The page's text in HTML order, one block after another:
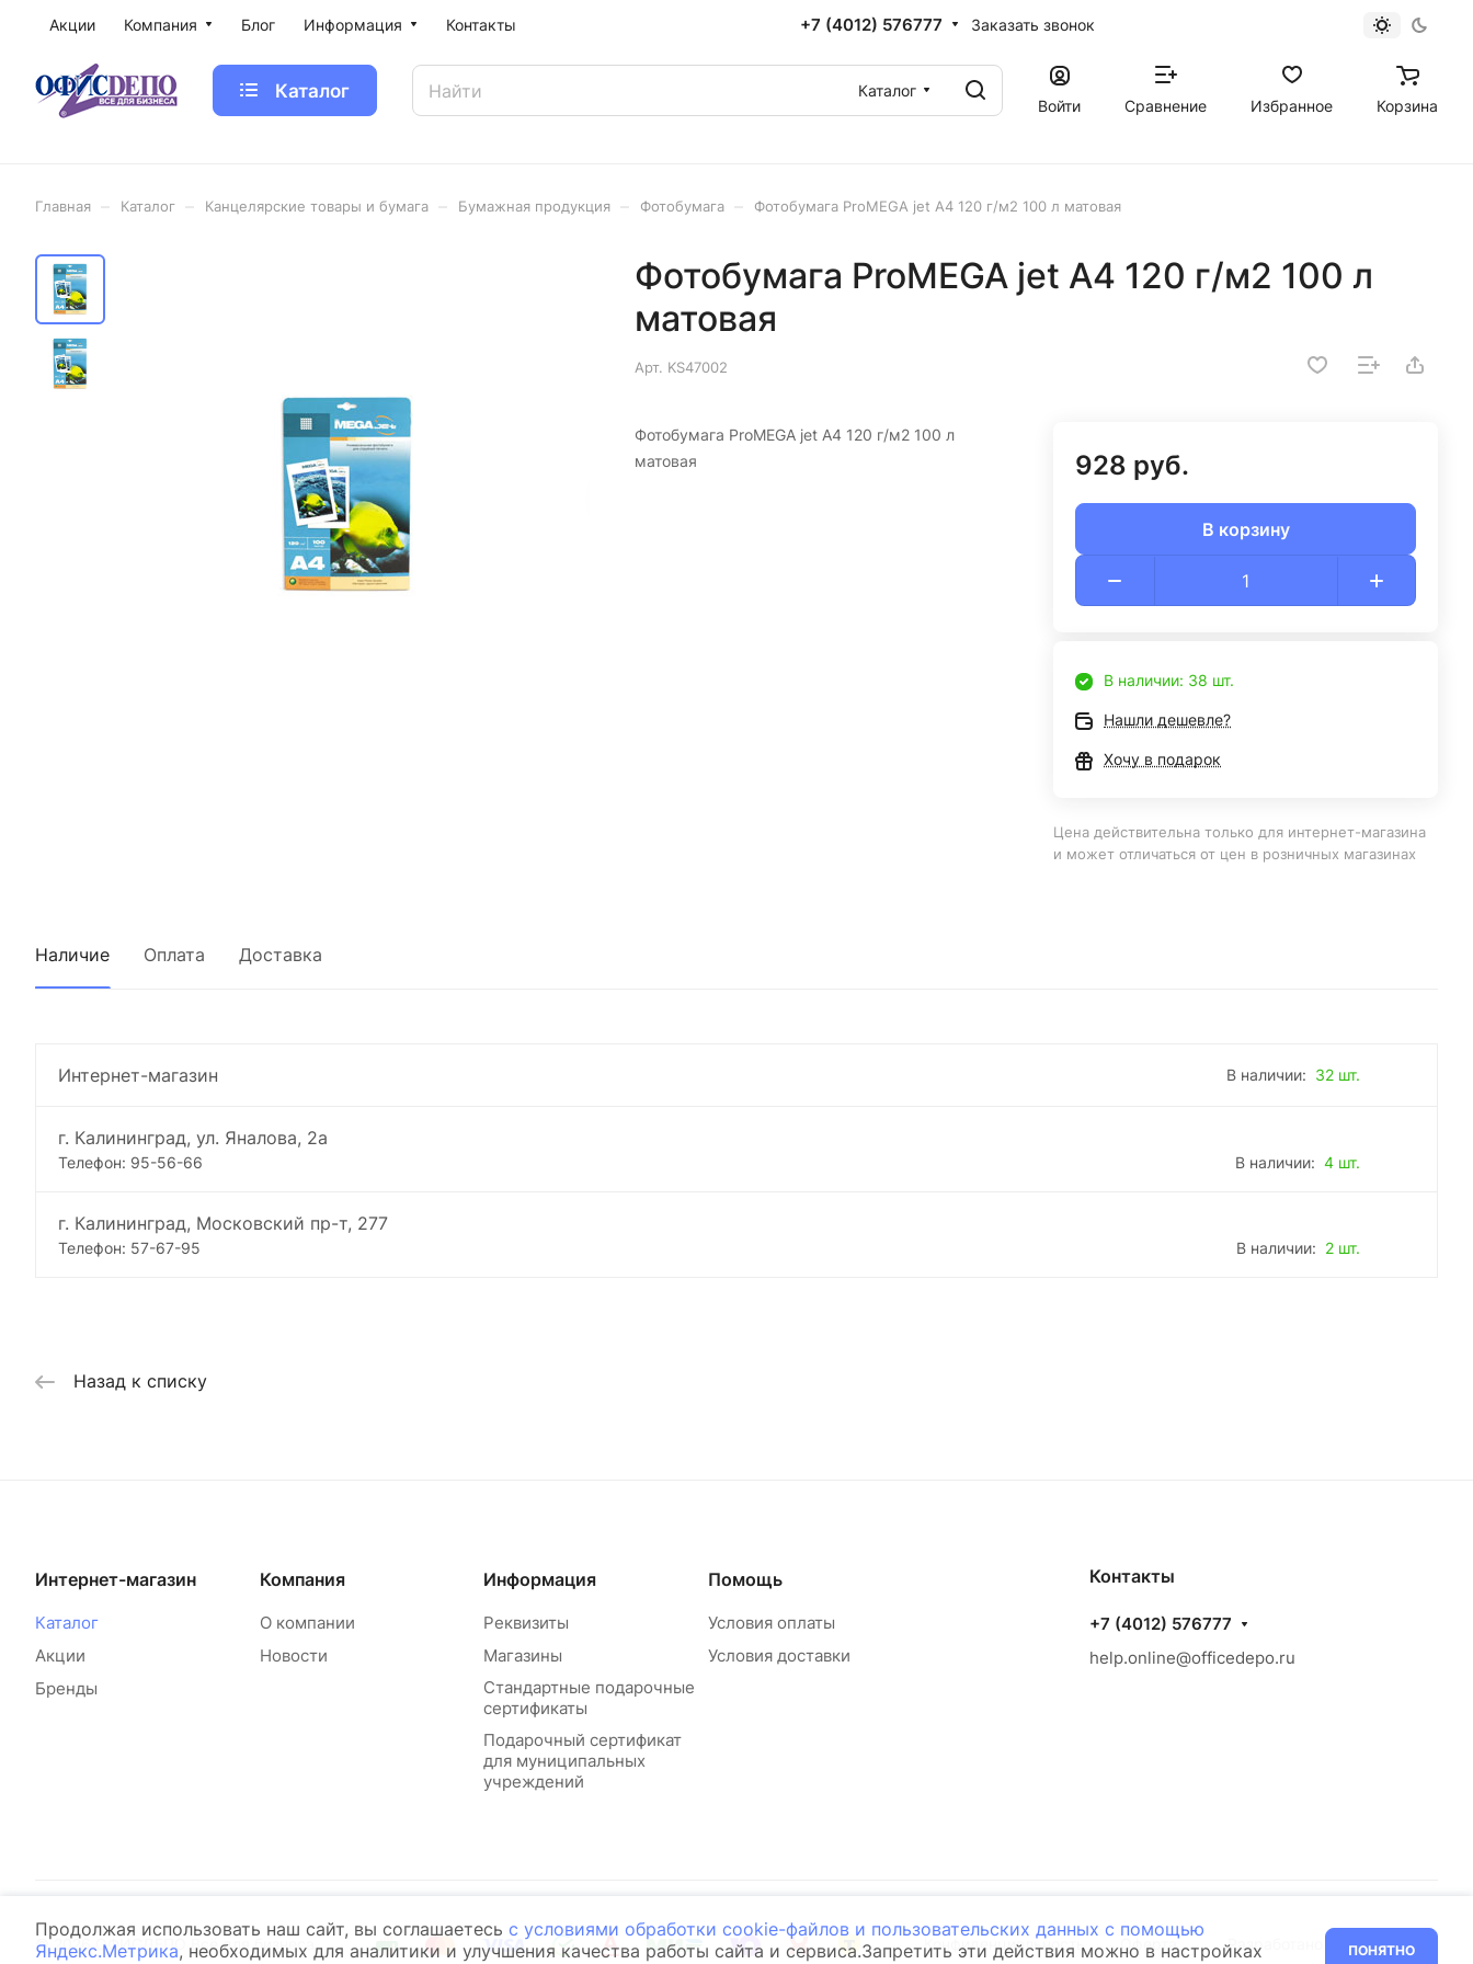
Акции Компания Блог Информация Контакты +7 (4012) 576777 Заказать звонок
Каталог
Каталог
Войти
Сравнение Избранное Корзина
Главная Каталог Канцелярские товары и бумага Бумажная продукция Фотобумага Фотобумага ProMEGA jet А4 120 г/м2 100 л матовая
Фотобумага ProMEGA jet А4 120 г/м2 100 л
матовая
Арт. KS47002
Фотобумага ProMEGA jet А4 120 г/м2 100 л
матовая
928 руб.
В корзину
В наличии: 38 шт.
Нашли дешевле?
Хочу в подарок
Цена действительна только для интернет-магазина
и может отличаться от цен в розничных магазинах
Наличие Оплата Доставка
Интернет-магазин В наличии: 32 шт.
г. Калининград, ул. Яналова, 2а
Телефон: 95-56-66 В наличии: 4 шт.
г. Калининград, Московский пр-т, 277
Телефон: 57-67-95 В наличии: 2 шт.
Назад к списку
Интернет-магазин
Каталог
Акции
Бренды
Компания
О компании
Новости
Информация
Реквизиты
Магазины
Стандартные подарочные
сертификаты
Подарочный сертификат
для муниципальных
учреждений
Помощь
Условия оплаты
Условия доставки
Контакты
+7 (4012) 576777
help.online@officedepo.ru
© 2026 ОФИСДЕПО Всё для бизнеса Конфиденциальность Оферта Разработано в
Продолжая использовать наш сайт, вы соглашаетесь с условиями обработки cookie-файлов и пользовательских данных с помощью
Яндекс.Метрика, необходимых для аналитики и улучшения качества работы сайта и сервиса.Запретить эти действия можно в настройках
ПОНЯТНО